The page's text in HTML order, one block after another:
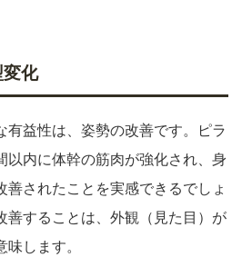
化
有益性は、姿勢の改善です。ピラ
以内に体幹の筋肉が強化され、身
されたことを実感できるでしょ
善することは、外観（見た目）が
します。